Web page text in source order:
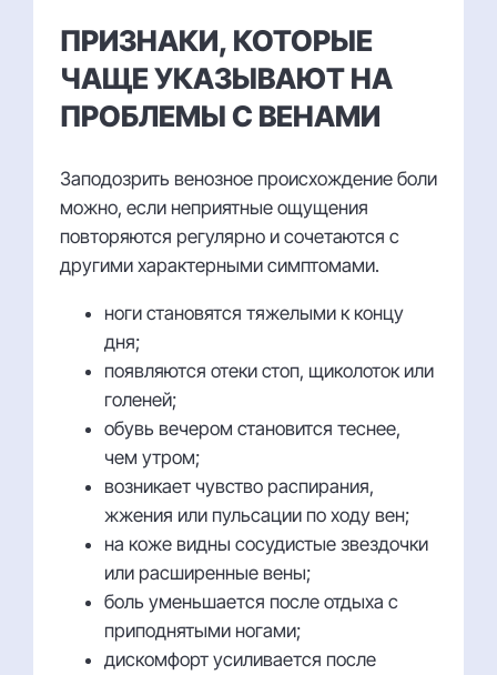
ПРИЗНАКИ, КОТОРЫЕ
ЧАЩЕ УКАЗЫВАЮТ НА
ПРОБЛЕМЫ С ВЕНАМИ
Заподозрить венозное происхождение боли
можно, если неприятные ощущения
повторяются регулярно и сочетаются с
другими характерными симптомами.
ноги становятся тяжелыми к концу
дня;
появляются отеки стоп, щиколоток или
голеней;
обувь вечером становится теснее,
чем утром;
возникает чувство распирания,
жжения или пульсации по ходу вен;
на коже видны сосудистые звездочки
или расширенные вены;
боль уменьшается после отдыха с
приподнятыми ногами;
дискомфорт усиливается после